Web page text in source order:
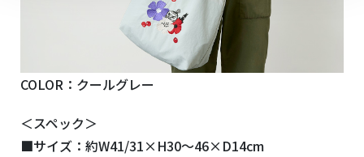
COLOR：クールグレー
＜スペック＞
■サイズ：約W41/31×H30～46×D14cm